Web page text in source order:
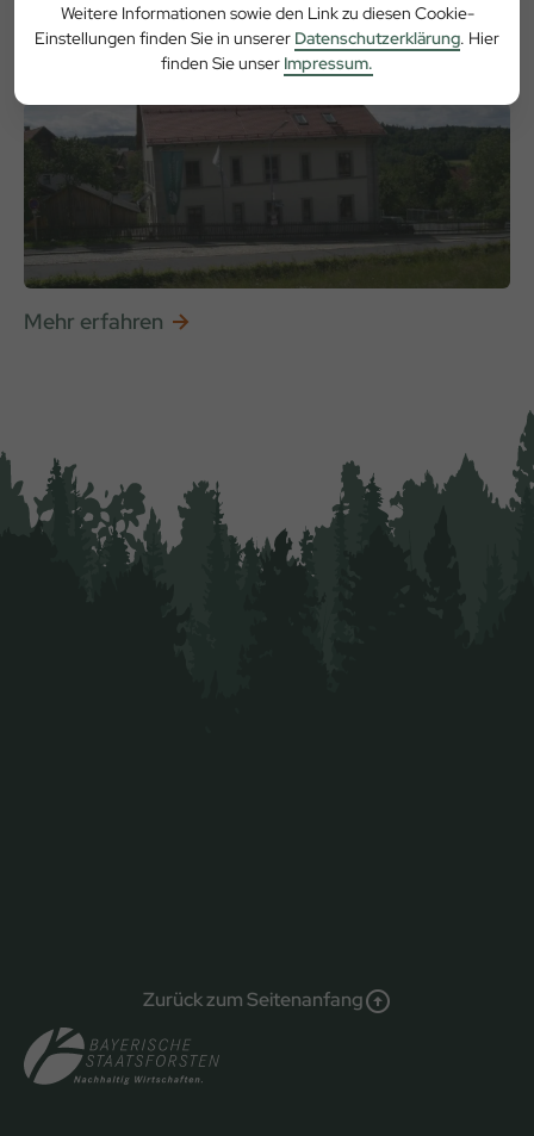
Weitere Informationen sowie den Link zu diesen Cookie-
Einstellungen finden Sie in unserer Datenschutzerklärung. Hier
finden Sie unser Impressum.
Flossenbürg
Floßer Straße 1, 92696 Flossenbürg
Mehr erfahren
Zurück zum Seitenanfang